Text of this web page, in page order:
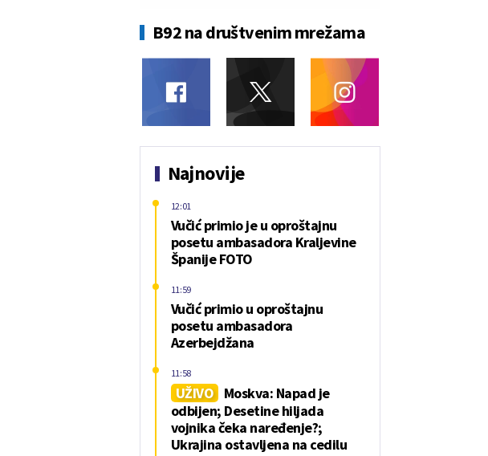
B92 na društvenim mrežama
Najnovije
Vučić primio je u oproštajnu
posetu ambasadora Kraljevine
Španije FOTO
12:01
Vučić primio u oproštajnu
posetu ambasadora
Azerbejdžana
11:59
UŽIVO
Moskva: Napad je
odbijen; Desetine hiljada
vojnika čeka naređenje?;
Ukrajina ostavljena na cedilu
11:58